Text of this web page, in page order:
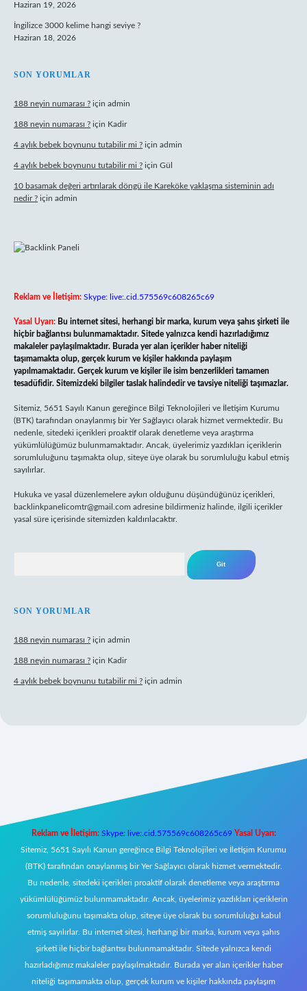
Haziran 19, 2026
İngilizce 3000 kelime hangi seviye ?
Haziran 18, 2026
SON YORUMLAR
188 neyin numarası ? için admin
188 neyin numarası ? için Kadir
4 aylık bebek boynunu tutabilir mi ? için admin
4 aylık bebek boynunu tutabilir mi ? için Gül
10 basamak değeri artırılarak döngü ile Kareköke yaklaşma sisteminin adı
nedir ? için admin
Reklam ve İletişim: Skype: live:.cid.575569c608265c69
Yasal Uyarı: Bu internet sitesi, herhangi bir marka, kurum veya şahıs şirketi ile
hiçbir bağlantısı bulunmamaktadır. Sitede yalnızca kendi hazırladığımız
makaleler paylaşılmaktadır. Burada yer alan içerikler haber niteliği
taşımamakta olup, gerçek kurum ve kişiler hakkında paylaşım
yapılmamaktadır. Gerçek kurum ve kişiler ile isim benzerlikleri tamamen
tesadüfidir. Sitemizdeki bilgiler taslak halindedir ve tavsiye niteliği taşımazlar.
Sitemiz, 5651 Sayılı Kanun gereğince Bilgi Teknolojileri ve İletişim Kurumu
(BTK) tarafından onaylanmış bir Yer Sağlayıcı olarak hizmet vermektedir. Bu
nedenle, sitedeki içerikleri proaktif olarak denetleme veya araştırma
yükümlülüğümüz bulunmamaktadır. Ancak, üyelerimiz yazdıkları içeriklerin
sorumluluğunu taşımakta olup, siteye üye olarak bu sorumluluğu kabul etmiş
sayılırlar.
Hukuka ve yasal düzenlemelere aykırı olduğunu düşündüğünüz içerikleri,
backlinkpanelicomtr@gmail.com adresine bildirmeniz halinde, ilgili içerikler
yasal süre içerisinde sitemizden kaldırılacaktır.
SON YORUMLAR
188 neyin numarası ? için admin
188 neyin numarası ? için Kadir
4 aylık bebek boynunu tutabilir mi ? için admin
Reklam ve İletişim: Skype: live:.cid.575569c608265c69 Yasal Uyarı:
Sitemiz, 5651 Sayılı Kanun gereğince Bilgi Teknolojileri ve İletişim Kurumu
(BTK) tarafından onaylanmış bir Yer Sağlayıcı olarak hizmet vermektedir.
Bu nedenle, sitedeki içerikleri proaktif olarak denetleme veya araştırma
yükümlülüğümüz bulunmamaktadır. Ancak, üyelerimiz yazdıkları içeriklerin
sorumluluğunu taşımakta olup, siteye üye olarak bu sorumluluğu kabul
etmiş sayılırlar. Bu internet sitesi, herhangi bir marka, kurum veya şahıs
şirketi ile hiçbir bağlantısı bulunmamaktadır. Sitede yalnızca kendi
hazırladığımız makaleler paylaşılmaktadır. Burada yer alan içerikler haber
niteliği taşımamakta olup, gerçek kurum ve kişiler hakkında paylaşım